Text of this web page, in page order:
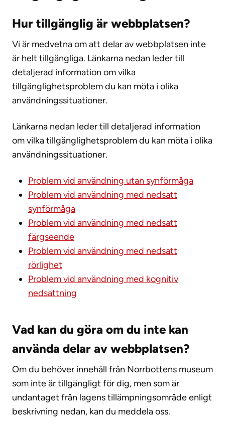
Hur tillgänglig är webbplatsen?
Vi är medvetna om att delar av webbplatsen inte
är helt tillgängliga. Länkarna nedan leder till
detaljerad information om vilka
tillgänglighetsproblem du kan möta i olika
användningssituationer.
Länkarna nedan leder till detaljerad information
om vilka tillgänglighetsproblem du kan möta i olika
användningssituationer.
Problem vid användning utan synförmåga
Problem vid användning med nedsatt
synförmåga
Problem vid användning med nedsatt
färgseende
Problem vid användning med nedsatt
rörlighet
Problem vid användning med kognitiv
nedsättning
Vad kan du göra om du inte kan
använda delar av webbplatsen?
Om du behöver innehåll från Norrbottens museum
som inte är tillgängligt för dig, men som är
undantaget från lagens tillämpningsområde enligt
beskrivning nedan, kan du meddela oss.